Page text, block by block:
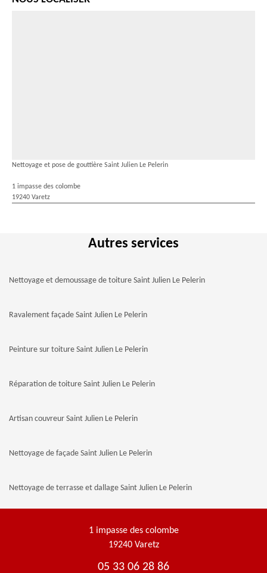
Nettoyage et pose de gouttière Saint Julien Le Pelerin
1 impasse des colombe
19240 Varetz
Autres services
Nettoyage et demoussage de toiture Saint Julien Le Pelerin
Ravalement façade Saint Julien Le Pelerin
Peinture sur toiture Saint Julien Le Pelerin
Réparation de toiture Saint Julien Le Pelerin
Artisan couvreur Saint Julien Le Pelerin
Nettoyage de façade Saint Julien Le Pelerin
Nettoyage de terrasse et dallage Saint Julien Le Pelerin
1 impasse des colombe
19240 Varetz
05 33 06 28 86